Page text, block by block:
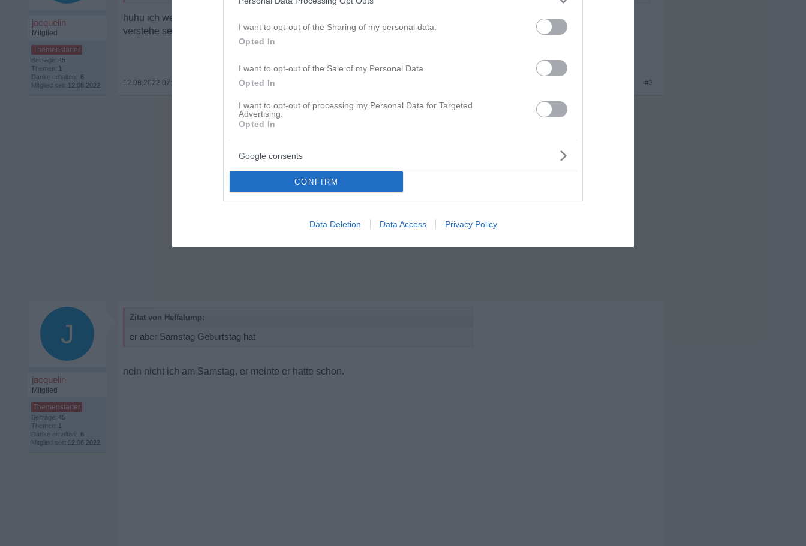
I want to opt-out of the Sharing of my personal data.
Opted In
I want to opt-out of the Sale of my Personal Data.
Opted In
I want to opt-out of processing my Personal Data for Targeted
Advertising.
Opted In
Google consents
CONFIRM
Data Deletion Data Access Privacy Policy
jacquelin
Mitglied
Beiträge: 45
Themen: 1
Danke erhalten: 6
Mitglied seit: 12.08.2022
huhu ich weiß es nicht ob er bis jetzt schon gefeiert hat oder noch nicht, weil er meinte er wird die Tage feiern! hmmm ich
verstehe selber auch nicht!
12.08.2022 07:18 #3
J
jacquelin
Mitglied
Beiträge: 45
Themen: 1
Danke erhalten: 6
Mitglied seit: 12.08.2022
Zitat von Heffalump:
er aber Samstag Geburtstag hat
nein nicht ich am Samstag, er meinte er hatte schon.